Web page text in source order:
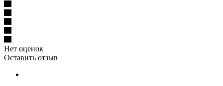
Нет оценок
Оставить отзыв